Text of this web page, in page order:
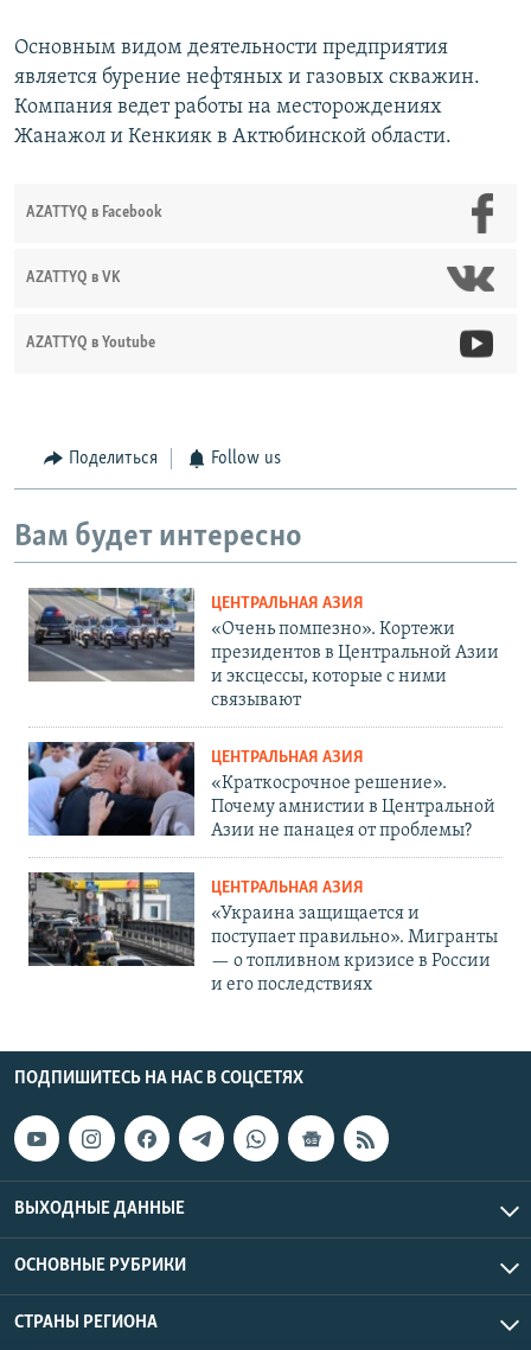
Основным видом деятельности предприятия
является бурение нефтяных и газовых скважин.
Компания ведет работы на месторождениях
Жанажол и Кенкияк в Актюбинской области.
AZATTYQ в Facebook
AZATTYQ в VK
AZATTYQ в Youtube
Поделиться Follow us
Вам будет интересно
ЦЕНТРАЛЬНАЯ АЗИЯ
«Очень помпезно». Кортежи
президентов в Центральной Азии
и эксцессы, которые с ними
связывают
ЦЕНТРАЛЬНАЯ АЗИЯ
«Краткосрочное решение».
Почему амнистии в Центральной
Азии не панацея от проблемы?
ЦЕНТРАЛЬНАЯ АЗИЯ
«Украина защищается и
поступает правильно». Мигранты
— о топливном кризисе в России
и его последствиях
ПОДПИШИТЕСЬ НА НАС В СОЦСЕТЯХ
ВЫХОДНЫЕ ДАННЫЕ
ОСНОВНЫЕ РУБРИКИ
СТРАНЫ РЕГИОНА